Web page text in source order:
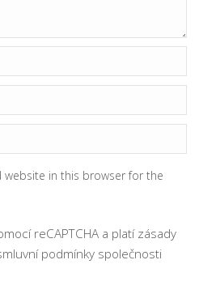
website in this browser for the
reCAPTCHA a platí zásady
podmínky společnosti